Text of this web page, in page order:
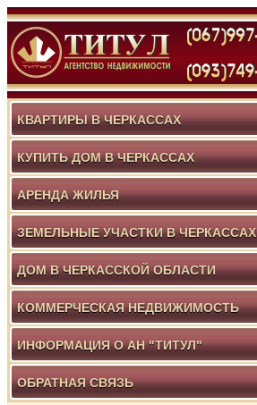
КВАРТИРЫ В ЧЕРКАССАХ
КУПИТЬ ДОМ В ЧЕРКАССАХ
АРЕНДА ЖИЛЬЯ
ЗЕМЕЛЬНЫЕ УЧАСТКИ В ЧЕРКАССАХ
ДОМ В ЧЕРКАССКОЙ ОБЛАСТИ
КОММЕРЧЕСКАЯ НЕДВИЖИМОСТЬ
ИНФОРМАЦИЯ О АН "ТИТУЛ"
ОБРАТНАЯ СВЯЗЬ